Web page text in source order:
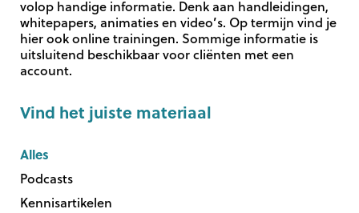
volop handige informatie. Denk aan handleidingen,
whitepapers, animaties en video’s. Op termijn vind je
hier ook online trainingen. Sommige informatie is
uitsluitend beschikbaar voor cliënten met een
account.
Vind het juiste materiaal
Alles
Podcasts
Kennisartikelen